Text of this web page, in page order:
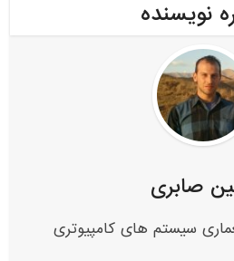
نویسنده
صابری
سیستم های کامپیوتری